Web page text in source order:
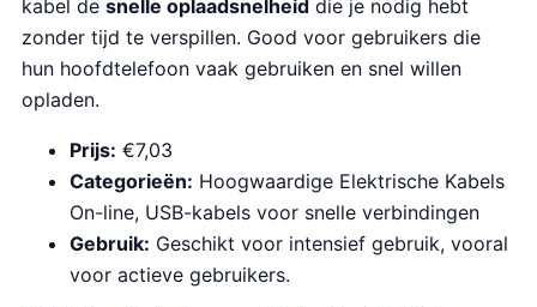
kabel de snelle oplaadsnelheid die je nodig hebt
zonder tijd te verspillen. Good voor gebruikers die
hun hoofdtelefoon vaak gebruiken en snel willen
opladen.
Prijs: €7,03
Categorieën: Hoogwaardige Elektrische Kabels
On-line, USB-kabels voor snelle verbindingen
Gebruik: Geschikt voor intensief gebruik, vooral
voor actieve gebruikers.